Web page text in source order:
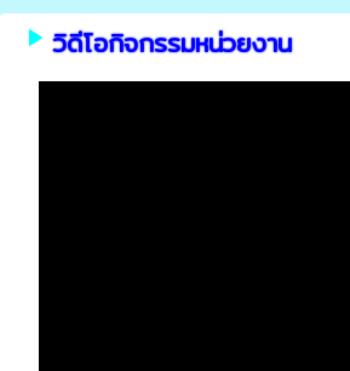
play_arrow วิดีโอกิจกรรมหน่วยงาน